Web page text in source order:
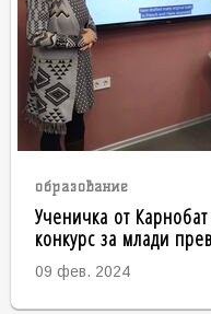
образование
Ученичка от
конкурс за млади
09 фев. 2024